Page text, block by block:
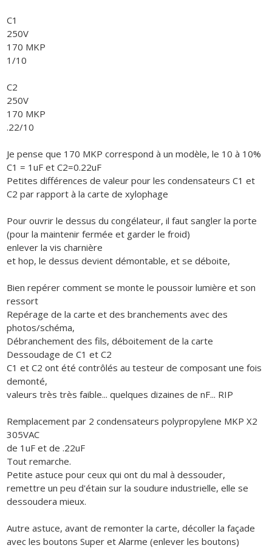
C1
250V
170 MKP
1/10
C2
250V
170 MKP
.22/10
Je pense que 170 MKP correspond à un modèle, le 10 à 10%
C1 = 1uF et C2=0.22uF
Petites différences de valeur pour les condensateurs C1 et
C2 par rapport à la carte de xylophage
Pour ouvrir le dessus du congélateur, il faut sangler la porte
(pour la maintenir fermée et garder le froid)
enlever la vis charnière
et hop, le dessus devient démontable, et se déboite,
Bien repérer comment se monte le poussoir lumière et son
ressort
Repérage de la carte et des branchements avec des
photos/schéma,
Débranchement des fils, déboitement de la carte
Dessoudage de C1 et C2
C1 et C2 ont été contrôlés au testeur de composant une fois
demonté,
valeurs très très faible... quelques dizaines de nF... RIP
Remplacement par 2 condensateurs polypropylene MKP X2
305VAC
de 1uF et de .22uF
Tout remarche.
Petite astuce pour ceux qui ont du mal à dessouder,
remettre un peu d'étain sur la soudure industrielle, elle se
dessoudera mieux.
Autre astuce, avant de remonter la carte, décoller la façade
avec les boutons Super et Alarme (enlever les boutons)